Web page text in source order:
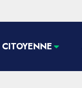
CITOYENNE